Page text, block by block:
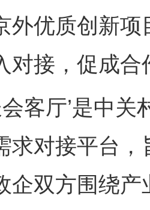
外优质创新
对接，促成合
客厅’是中关
求对接平台
企双方围绕